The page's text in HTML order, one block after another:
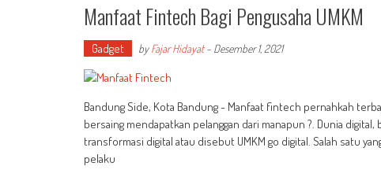
Manfaat Fintech Bagi Pengusaha UMKM
Gadget byFajar Hidayat- Desember 1, 2021
Bandung Side, Kota Bandung - Manfaat fintech pernahkah
bersaing mendapatkan pelanggan dari manapun ?. Dunia
transformasi digital atau disebut UMKM go digital. Salah satu
pelaku